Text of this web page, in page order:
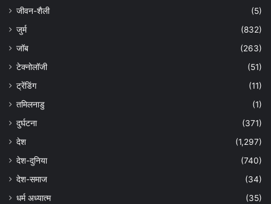
जीवन-शैली
(5)
जुर्म
(832)
जॉब
(263)
टेक्नोलॉजी
(51)
ट्रेंडिंग
(11)
तमिलनाडु
(1)
दुर्घटना
(371)
देश
(1,297)
देश-दुनिया
(740)
देश-समाज
(34)
धर्म अध्यात्म
(35)